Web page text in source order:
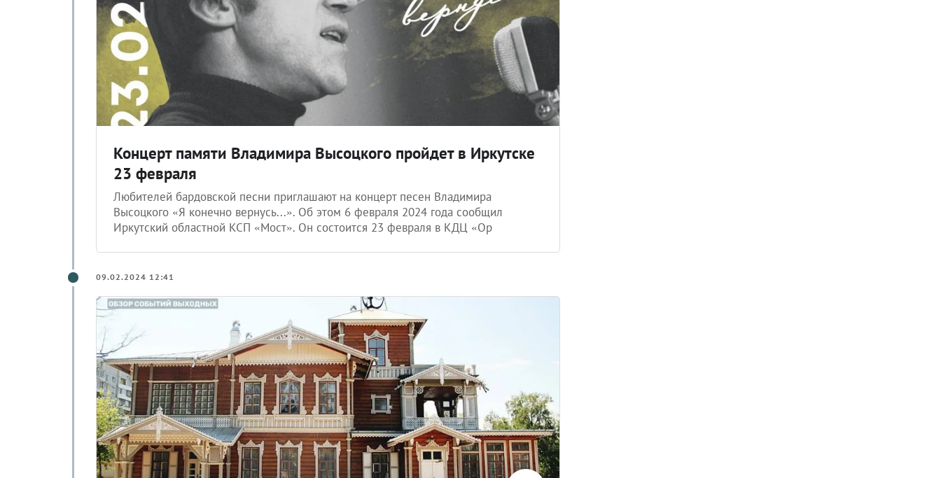
Концерт памяти Владимира Высоцкого пройдет в Иркутске
23 февраля
Любителей бардовской песни приглашают на концерт песен Владимира
Высоцкого «Я конечно вернусь...». Об этом 6 февраля 2024 года сообщил
Иркутский областной КСП «Мост». Он состоится 23 февраля в КДЦ «Ор
09.02.2024 12:41